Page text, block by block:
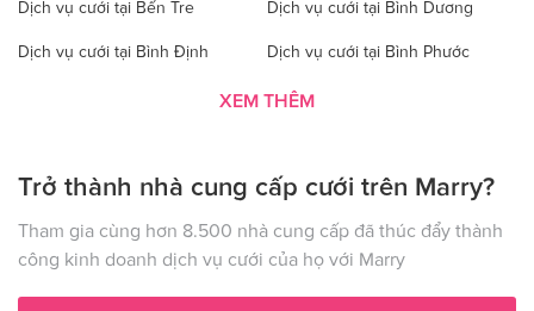
Dịch vụ cưới tại Bến Tre Dịch vụ cưới tại Bình Dương
Dịch vụ cưới tại Bình Định Dịch vụ cưới tại Bình Phước
Dịch vụ cưới tại Bình Thuận Dịch vụ cưới tại Cà Mau
Dịch vụ cưới tại Hà Nội Dịch vụ cưới tại Đăk Nông
Dịch vụ cưới tại Điện Biên Dịch vụ cưới tại Đồng Nai
Dịch vụ cưới tại Đồng Tháp Dịch vụ cưới tại Gia Lai
XEM THÊM
Trở thành nhà cung cấp cưới trên Marry?
Tham gia cùng hơn 8.500 nhà cung cấp đã thúc đẩy thành
công kinh doanh dịch vụ cưới của họ với Marry